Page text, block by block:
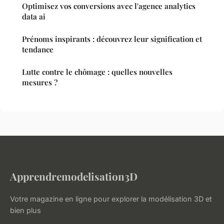
Optimisez vos conversions avec l'agence analytics
data ai
Prénoms inspirants : découvrez leur signification et
tendance
Lutte contre le chômage : quelles nouvelles
mesures ?
Apprendremodelisation3D
Votre magazine en ligne pour explorer la modélisation 3D et
bien plus